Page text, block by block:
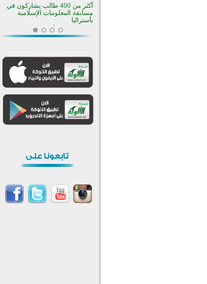
بالجبل الأسود منذ أكثر من قرن
منطقة ريبوفسي تحتفل بميلاد
مسجد جديد في أجواء إيمانية مميزة
العمل والعطاء
القرآن والتربية في صدارة البرامج
الصيفية للمسلمين في بينزا
وساراتوف وموردوفيا هذا العام
اختتام الدورة التاسعة لمسابقة حفظ
وتلاوة القرآن الكريم في أزناكاييف
تيسليتش تختتم برنامجا تعليميا لتعزيز
القيم وبناء الشخصية للشباب
المسلمين
أكثر من 400 طالب يشاركون في
مسابقة المعلومات الإسلامية